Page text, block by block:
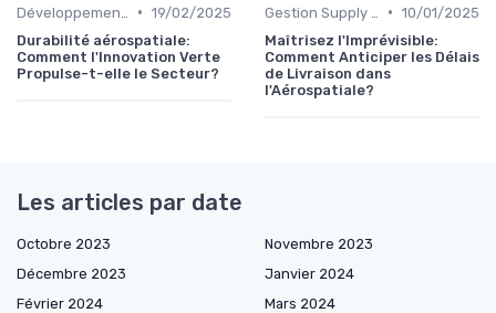
• 19/02/2025
Durabilité aérospatiale:
Comment l'Innovation Verte
Propulse-t-elle le Secteur?
• 10/01/2025
Maîtrisez l'Imprévisible:
Comment Anticiper les Délais
de Livraison dans
l'Aérospatiale?
Les articles par date
Octobre 2023
Novembre 2023
Décembre 2023
Janvier 2024
Février 2024
Mars 2024